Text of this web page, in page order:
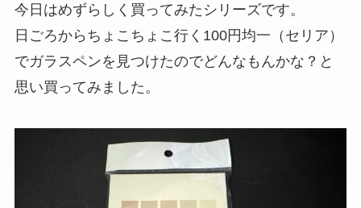
今日はめずらしく買ってみたシリーズです。
日ごろからちょこちょこ行く100円均一（セリア）
でガラスペンを見つけたのでどんなもんかな？と
思い買ってみました。